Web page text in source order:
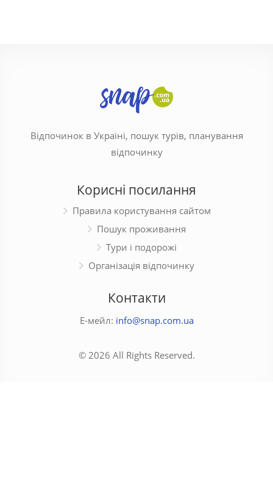
Відпочинок в Україні, пошук турів, планування
відпочинку
Корисні посилання
Правила користування сайтом
Пошук проживання
Тури і подорожі
Організація відпочинку
Контакти
Е-мейл: info@snap.com.ua
© 2026 All Rights Reserved.